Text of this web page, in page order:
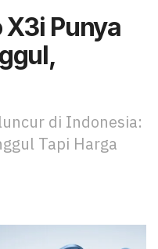
X3i Punya
di Indonesia:
Tapi Harga